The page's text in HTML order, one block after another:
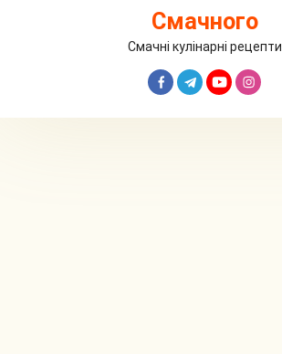
Смачного
Смачні кулінарні рецепти